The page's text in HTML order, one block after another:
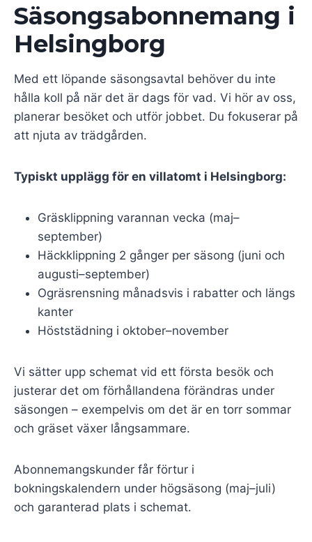
Säsongsabonnemang i
Helsingborg
Med ett löpande säsongsavtal behöver du inte
hålla koll på när det är dags för vad. Vi hör av oss,
planerar besöket och utför jobbet. Du fokuserar på
att njuta av trädgården.
Typiskt upplägg för en villatomt i Helsingborg:
Gräsklippning varannan vecka (maj–
september)
Häckklippning 2 gånger per säsong (juni och
augusti–september)
Ogräsrensning månadsvis i rabatter och längs
kanter
Höststädning i oktober–november
Vi sätter upp schemat vid ett första besök och
justerar det om förhållandena förändras under
säsongen – exempelvis om det är en torr sommar
och gräset växer långsammare.
Abonnemangskunder får förtur i
bokningskalendern under högsäsong (maj–juli)
och garanterad plats i schemat.